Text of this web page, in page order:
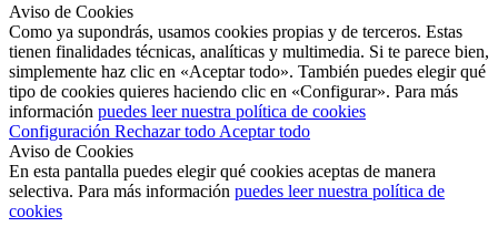
Aviso de Cookies
Como ya supondrás, usamos cookies propias y de terceros. Estas
tienen finalidades técnicas, analíticas y multimedia. Si te parece bien,
simplemente haz clic en «Aceptar todo». También puedes elegir qué
tipo de cookies quieres haciendo clic en «Configurar». Para más
información puedes leer nuestra política de cookies
Configuración Rechazar todo Aceptar todo
Aviso de Cookies
En esta pantalla puedes elegir qué cookies aceptas de manera
selectiva. Para más información puedes leer nuestra política de
cookies